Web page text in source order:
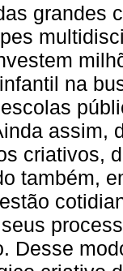
grandes
na
assim,
criativos,
também,
Desse